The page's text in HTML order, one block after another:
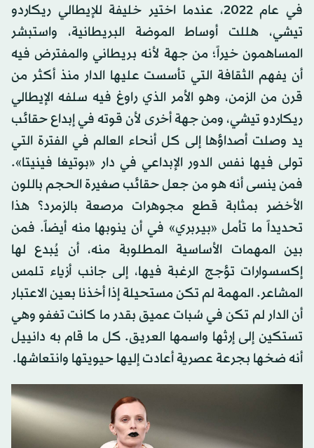
في عام 2022، عندما اختير خليفة للإيطالي ريكاردو
تيشي، هللت أوساط الموضة البريطانية، واستبشر
المساهمون خيراً؛ من جهة لأنه بريطاني والمفترض فيه
أن يفهم الثقافة التي تأسست عليها الدار منذ أكثر من
قرن من الزمن، وهو الأمر الذي راوغ فيه سلفه الإيطالي
ريكاردو تيشي، ومن جهة أخرى لأن قوته في إبداع حقائب
يد وصلت أصداؤها إلى كل أنحاء العالم في الفترة التي
تولى فيها نفس الدور الإبداعي في دار «بوتيغا فينيتا».
فمن ينسى أنه هو من جعل حقائب صغيرة الحجم باللون
الأخضر بمثابة قطع مجوهرات مرصعة بالزمرد؟ هذا
تحديداً ما تأمل «بيربري» في أن ينوبها منه أيضاً. فمن
بين المهمات الأساسية المطلوبة منه، أن يُبدع لها
إكسسوارات تؤجج الرغبة فيها، إلى جانب أزياء تلمس
المشاعر. المهمة لم تكن مستحيلة إذا أخذنا بعين الاعتبار
أن الدار لم تكن في سُبات عميق بقدر ما كانت تغفو وهي
تستكين إلى إرثها واسمها العريق. كل ما قام به دانييل
أنه ضخها بجرعة عصرية أعادت إليها حيويتها وانتعاشها.